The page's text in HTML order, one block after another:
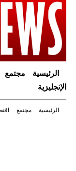
الرئيسية مجتمع
الإنجليزية
الرئيسية مجتمع